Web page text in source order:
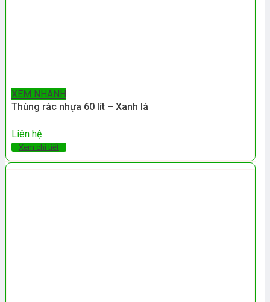
XEM NHANH
Thùng rác nhựa 60 lít – Xanh lá
Liên hệ
Xem chi tiết